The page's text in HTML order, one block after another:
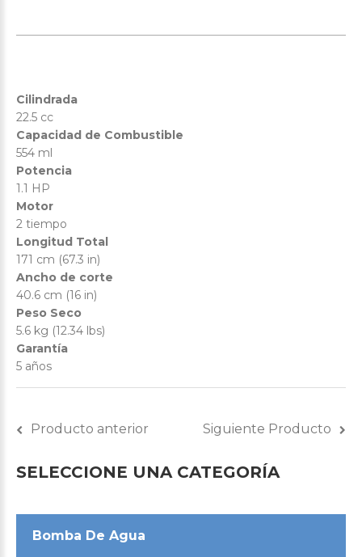
Cilindrada
22.5 cc
Capacidad de Combustible
554 ml
Potencia
1.1 HP
Motor
2 tiempo
Longitud Total
171 cm (67.3 in)
Ancho de corte
40.6 cm (16 in)
Peso Seco
5.6 kg (12.34 lbs)
Garantía
5 años
Producto anterior Siguiente Producto
SELECCIONE UNA CATEGORÍA
Bomba De Agua